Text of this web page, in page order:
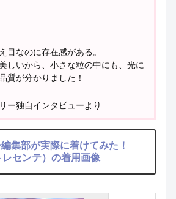
目なのに存在感がある。
しいから、小さな粒の中にも、光に
質が分かりました！
ー独自インタビューより
集部が実際に着けてみた！
センテ）の着用画像